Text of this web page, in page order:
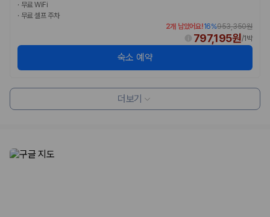
· 무료 WiFi
· 무료 셀프 주차
2개 남았어요!16%953,350원
797,195원/1박
숙소 예약
더보기